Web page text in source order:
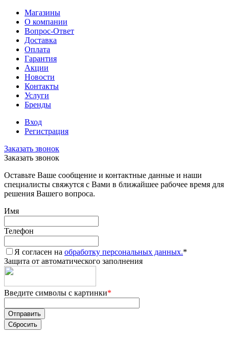
Магазины
О компании
Вопрос-Ответ
Доставка
Оплата
Гарантия
Акции
Новости
Контакты
Услуги
Бренды
Вход
Регистрация
Заказать звонок
Заказать звонок
Оставьте Ваше сообщение и контактные данные и наши
специалисты свяжутся с Вами в ближайшее рабочее время для
решения Вашего вопроса.
Имя
Телефон
Я согласен на обработку персональных данных.*
Защита от автоматического заполнения
Введите символы с картинки*